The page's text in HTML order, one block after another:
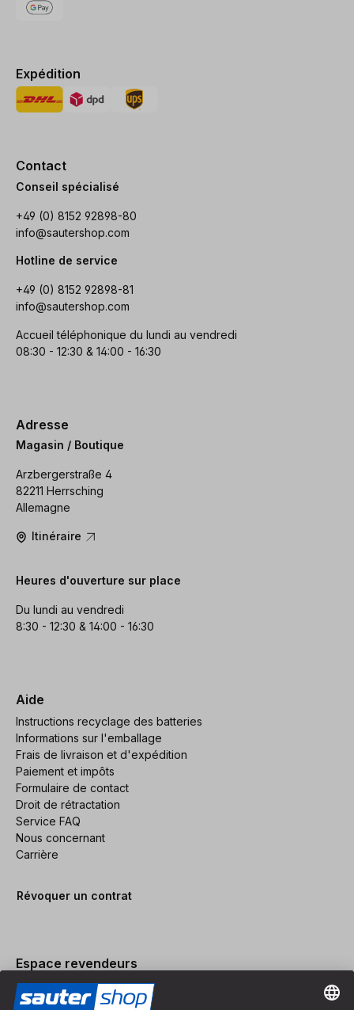
Expédition
Contact
Conseil spécialisé
+49 (0) 8152 92898-80
info@sautershop.com
Hotline de service
+49 (0) 8152 92898-81
info@sautershop.com
Accueil téléphonique du lundi au vendredi
08:30 - 12:30 & 14:00 - 16:30
Adresse
Magasin / Boutique
Arzbergerstraße 4
82211 Herrsching
Allemagne
Itinéraire
Heures d'ouverture sur place
Du lundi au vendredi
8:30 - 12:30 & 14:00 - 16:30
Aide
Instructions recyclage des batteries
Informations sur l'emballage
Frais de livraison et d'expédition
Paiement et impôts
Formulaire de contact
Droit de rétractation
Service FAQ
Nous concernant
Carrière
Révoquer un contrat
Espace revendeurs
Devenir revendeur